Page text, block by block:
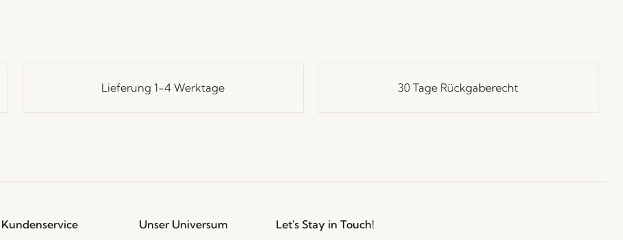
Lieferung 1-4 Werktage 30 Tage Rückgaberecht
Kundenservice Unser Universum
Let's Stay in Touch!